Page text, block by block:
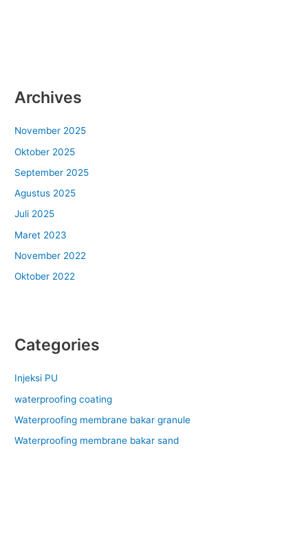
Archives
November 2025
Oktober 2025
September 2025
Agustus 2025
Juli 2025
Maret 2023
November 2022
Oktober 2022
Categories
Injeksi PU
waterproofing coating
Waterproofing membrane bakar granule
Waterproofing membrane bakar sand